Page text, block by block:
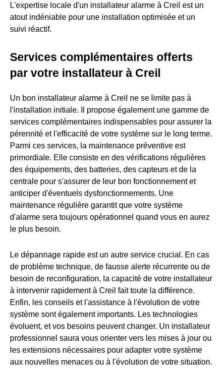
L'expertise locale d'un installateur alarme à Creil est un
atout indéniable pour une installation optimisée et un
suivi réactif.
Services complémentaires offerts
par votre installateur à Creil
Un bon installateur alarme à Creil ne se limite pas à
l'installation initiale. Il propose également une gamme de
services complémentaires indispensables pour assurer la
pérennité et l'efficacité de votre système sur le long terme.
Parmi ces services, la maintenance préventive est
primordiale. Elle consiste en des vérifications régulières
des équipements, des batteries, des capteurs et de la
centrale pour s'assurer de leur bon fonctionnement et
anticiper d'éventuels dysfonctionnements. Une
maintenance régulière garantit que votre système
d'alarme sera toujours opérationnel quand vous en aurez
le plus besoin.
Le dépannage rapide est un autre service crucial. En cas
de problème technique, de fausse alerte récurrente ou de
besoin de reconfiguration, la capacité de votre installateur
à intervenir rapidement à Creil fait toute la différence.
Enfin, les conseils et l'assistance à l'évolution de votre
système sont également importants. Les technologies
évoluent, et vos besoins peuvent changer. Un installateur
professionnel saura vous orienter vers les mises à jour ou
les extensions nécessaires pour adapter votre système
aux nouvelles menaces ou à l'évolution de votre situation.